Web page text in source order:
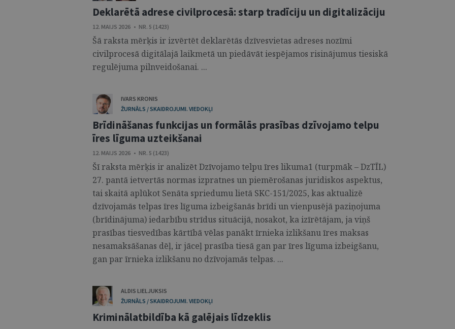
Deklarētā adrese civilprocesā: starp tradīciju un digitalizāciju
12. MAIJS 2026 • NR. 5 (1423)
Šā raksta mērķis ir izvērtēt deklarētās dzīvesvietas adreses nozīmi
civilprocesā digitālajā laikmetā un piedāvāt iespējamos risinājumus tiesiskā
regulējuma pilnveidošanai. ...
IVARS KRONIS
ŽURNĀLS / SKAIDROJUMI. VIEDOKĻI
Brīdināšanas funkcijas un formālās prasības dzīvojamo telpu
īres līguma uzteikšanai
12. MAIJS 2026 • NR. 5 (1423)
Šī raksta mērķis ir analizēt Dzīvojamo telpu īres likuma1 (turpmāk – DzTĪL)
27. pantā ietvertās normas izpratnes un piemērošanas juridiskos aspektus,
tai skaitā aplūkot Senāta spriedumu lietā SKC-151/2025, kas aktualizē
dzīvojamās telpas īres līguma izbeigšanās brīdi un vienpusējā paziņojuma
(brīdinājuma) iedarbību strīdus situācijā, nosakot, ka izīrētājam, ja viņš
prasības tiesvedības kārtībā vēlas panākt īrnieka izlikšanu īres maksas
nesamaksāšanas dēļ, ir jāceļ prasība tiesā gan par īres līguma izbeigšanu,
gan par īrnieka izlikšanu no dzīvojamās telpas. ...
ALDIS LIELJUKSIS
ŽURNĀLS / SKAIDROJUMI. VIEDOKĻI
Kriminālatbildība kā galējais līdzeklis